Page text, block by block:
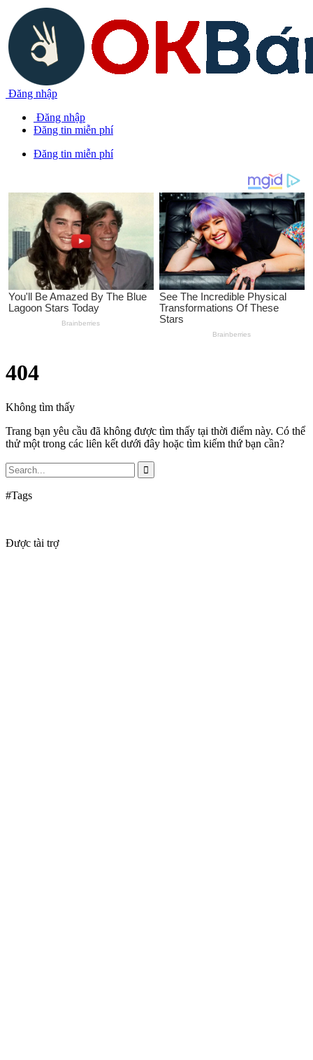
Đăng nhập
Đăng nhập
Đăng tin miễn phí
Đăng tin miễn phí
404
Không tìm thấy
Trang bạn yêu cầu đã không được tìm thấy tại thời điểm này. Có thể
thử một trong các liên kết dưới đây hoặc tìm kiếm thứ bạn cần?
#Tags
Được tài trợ